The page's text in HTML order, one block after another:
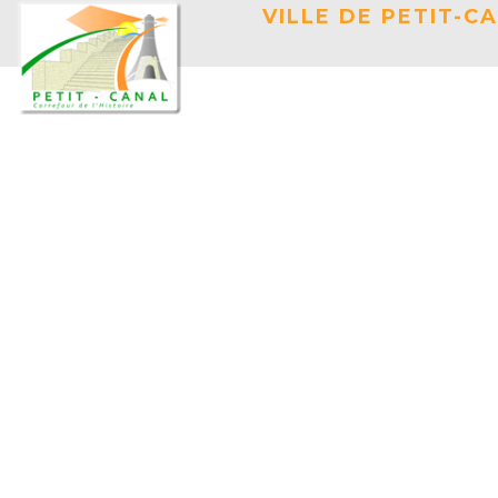
VILLE DE PETIT-